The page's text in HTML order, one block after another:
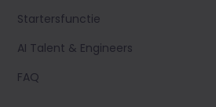
Startersfunctie
AI Talent & Engineers
FAQ